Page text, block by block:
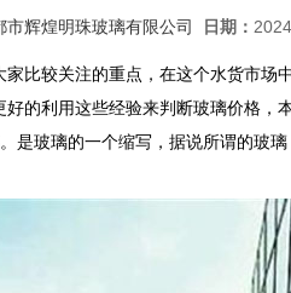
市辉煌明珠玻璃有限公司 日期：
比较关注的重点，在这个水货市
的利用这些经验来判断玻璃价格
是玻璃的一个缩写，据说所谓的玻